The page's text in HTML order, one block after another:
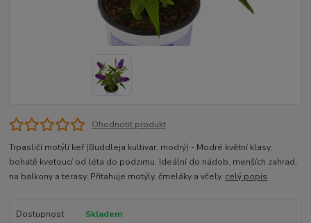
Ohodnotit produkt
Trpasličí motýlí keř (Buddleja kultivar, modrý) - Modré květní klasy,
bohatě kvetoucí od léta do podzimu. Ideální do nádob, menších zahrad,
na balkony a terasy. Přitahuje motýly, čmeláky a včely. celý popis
Dostupnost
Skladem